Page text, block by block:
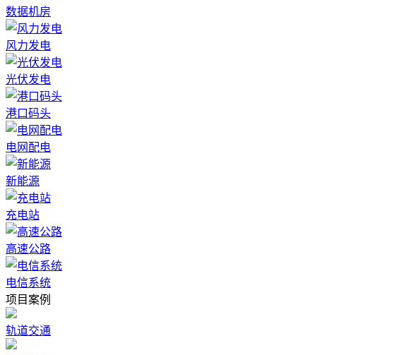
数据机房
风力发电
光伏发电
港口码头
电网配电
新能源
充电站
高速公路
电信系统
项目案例
轨道交通